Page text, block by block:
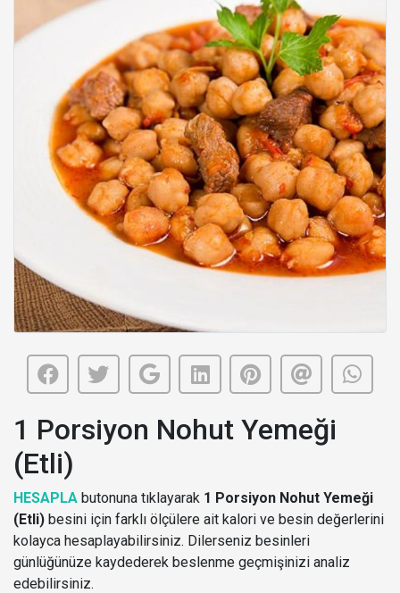
1 Porsiyon Nohut Yemeği
(Etli)
HESAPLA butonuna tıklayarak 1 Porsiyon Nohut Yemeği
(Etli) besini için farklı ölçülere ait kalori ve besin değerlerini
kolayca hesaplayabilirsiniz. Dilerseniz besinleri
günlüğünüze kaydederek beslenme geçmişinizi analiz
edebilirsiniz.